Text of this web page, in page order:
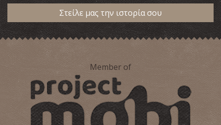
Στείλε μας την ιστορία σου
Member of